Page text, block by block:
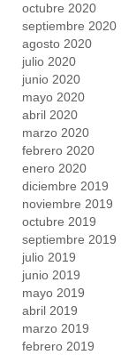
octubre 2020
septiembre 2020
agosto 2020
julio 2020
junio 2020
mayo 2020
abril 2020
marzo 2020
febrero 2020
enero 2020
diciembre 2019
noviembre 2019
octubre 2019
septiembre 2019
julio 2019
junio 2019
mayo 2019
abril 2019
marzo 2019
febrero 2019